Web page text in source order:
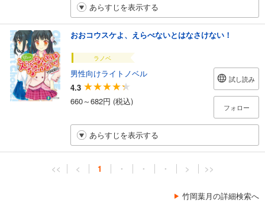
あらすじを表示する
おおコウスケよ、えらべないとはなさけない！
ラノベ
男性向けライトノベル
4.3
660～682円 (税込)
試し読み
フォロー
あらすじを表示する
<< < 1 ・ ・ ・ > >>
竹岡葉月の詳細検索へ